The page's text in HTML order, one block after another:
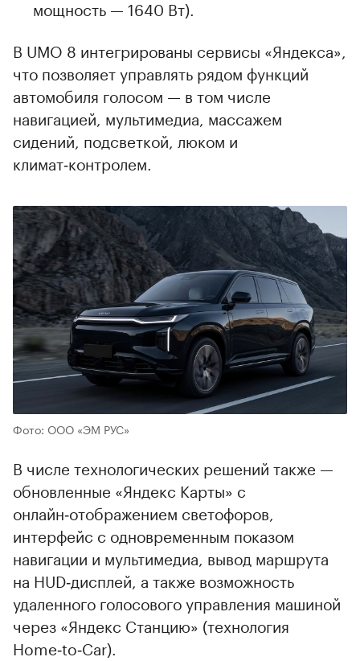
мощность — 1640 Вт).
В UMO 8 интегрированы сервисы «Яндекса»,
что позволяет управлять рядом функций
автомобиля голосом — в том числе
навигацией, мультимедиа, массажем
сидений, подсветкой, люком и
климат‑контролем.
Фото: ООО «ЭМ РУС»
В числе технологических решений также —
обновленные «Яндекс Карты» с
онлайн‑отображением светофоров,
интерфейс с одновременным показом
навигации и мультимедиа, вывод маршрута
на HUD‑дисплей, а также возможность
удаленного голосового управления машиной
через «Яндекс Станцию» (технология
Home‑to‑Car).